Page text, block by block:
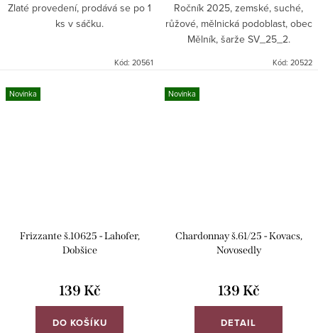
Zlaté provedení, prodává se po 1
ks v sáčku.
Kód: 20561
Ročník 2025, zemské, suché,
růžové, mělnická podoblast, obec
Mělník, šarže SV_25_2.
Kód: 20522
Novinka
Frizzante š.10625 - Lahofer,
Dobšice
139 Kč
DO KOŠÍKU
Novinka
Chardonnay š.61/25 - Kovacs,
Novosedly
139 Kč
DETAIL